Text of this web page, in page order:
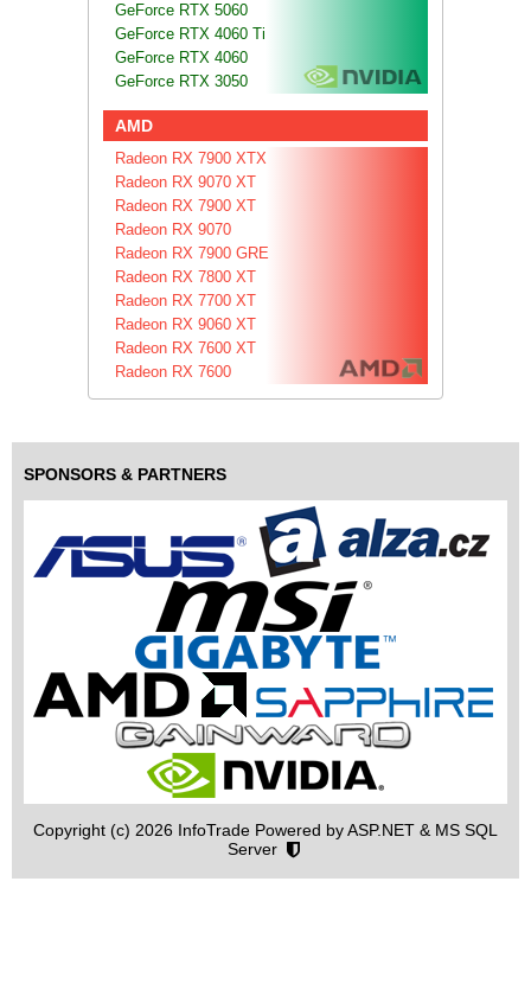
GeForce RTX 5060
GeForce RTX 4060 Ti
GeForce RTX 4060
GeForce RTX 3050
AMD
Radeon RX 7900 XTX
Radeon RX 9070 XT
Radeon RX 7900 XT
Radeon RX 9070
Radeon RX 7900 GRE
Radeon RX 7800 XT
Radeon RX 7700 XT
Radeon RX 9060 XT
Radeon RX 7600 XT
Radeon RX 7600
SPONSORS & PARTNERS
Copyright (c) 2026 InfoTrade Powered by ASP.NET & MS SQL
Server